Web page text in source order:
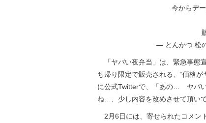
今からデ
— とんかつ 松
「ヤバい夜弁当」は、緊急事態
ち帰り限定で販売される、“価格
に公式Twitterで、「あの… ヤバ
ね…、少し内容を改めさせて頂い
2月6日には、寄せられたコメン